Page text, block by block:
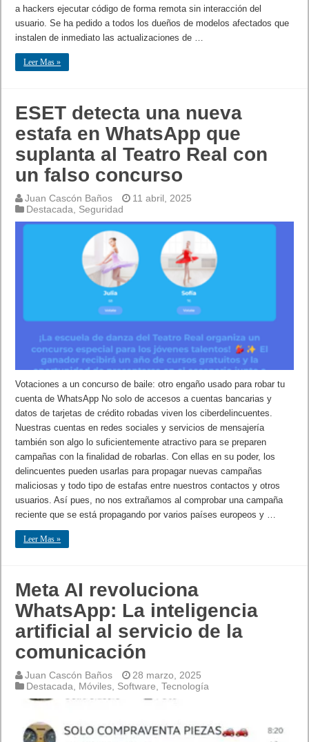
a hackers ejecutar código de forma remota sin interacción del
usuario. Se ha pedido a todos los dueños de modelos afectados que
instalen de inmediato las actualizaciones de …
Leer Mas »
ESET detecta una nueva
estafa en WhatsApp que
suplanta al Teatro Real con
un falso concurso
Juan Cascón Baños
11 abril, 2025
Destacada
Seguridad
Votaciones a un concurso de baile: otro engaño usado para robar tu
cuenta de WhatsApp No solo de accesos a cuentas bancarias y
datos de tarjetas de crédito robadas viven los ciberdelincuentes.
Nuestras cuentas en redes sociales y servicios de mensajería
también son algo lo suficientemente atractivo para se preparen
campañas con la finalidad de robarlas. Con ellas en su poder, los
delincuentes pueden usarlas para propagar nuevas campañas
maliciosas y todo tipo de estafas entre nuestros contactos y otros
usuarios. Así pues, no nos extrañamos al comprobar una campaña
reciente que se está propagando por varios países europeos y …
Leer Mas »
Meta AI revoluciona
WhatsApp: La inteligencia
artificial al servicio de la
comunicación
Juan Cascón Baños
28 marzo, 2025
Destacada
Móviles Software ,Tecnología